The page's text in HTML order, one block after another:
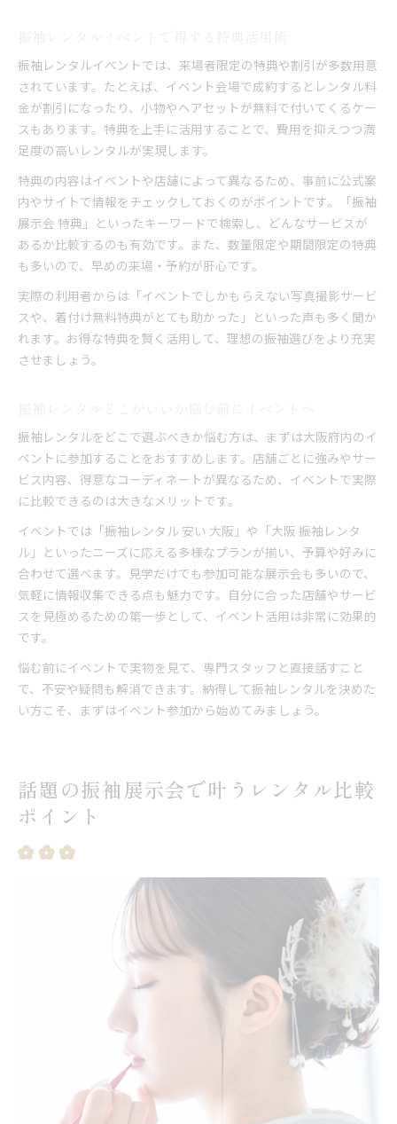
振袖レンタルイベントでは、来場者限定の特典や割引が多数用意
されています。たとえば、イベント会場で成約するとレンタル料
金が割引になったり、小物やヘアセットが無料で付いてくるケー
スもあります。特典を上手に活用することで、費用を抑えつつ満
足度の高いレンタルが実現します。
特典の内容はイベントや店舗によって異なるため、事前に公式案
内やサイトで情報をチェックしておくのがポイントです。「振袖
展示会 特典」といったキーワードで検索し、どんなサービスが
あるか比較するのも有効です。また、数量限定や期間限定の特典
も多いので、早めの来場・予約が肝心です。
実際の利用者からは「イベントでしかもらえない写真撮影サービ
スや、着付け無料特典がとても助かった」といった声も多く聞か
れます。お得な特典を賢く活用して、理想の振袖選びをより充実
させましょう。
振袖レンタルをどこで選ぶべきか悩む方は、まずは大阪府内のイ
ベントに参加することをおすすめします。店舗ごとに強みやサー
ビス内容、得意なコーディネートが異なるため、イベントで実際
に比較できるのは大きなメリットです。
イベントでは「振袖レンタル 安い 大阪」や「大阪 振袖レンタ
ル」といったニーズに応える多様なプランが揃い、予算や好みに
合わせて選べます。見学だけでも参加可能な展示会も多いので、
気軽に情報収集できる点も魅力です。自分に合った店舗やサービ
スを見極めるための第一歩として、イベント活用は非常に効果的
です。
悩む前にイベントで実物を見て、専門スタッフと直接話すこと
で、不安や疑問も解消できます。納得して振袖レンタルを決めた
い方こそ、まずはイベント参加から始めてみましょう。
話題の振袖展示会で叶うレンタル比較
ポイント